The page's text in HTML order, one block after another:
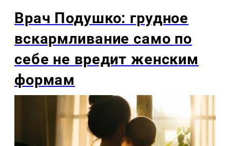
Врач Подушко: грудное
вскармливание само по
себе не вредит женским
формам